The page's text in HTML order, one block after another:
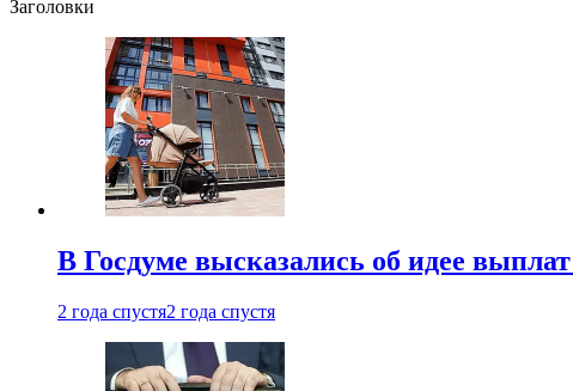
Заголовки
В Госдуме высказались об идее
2 года спустя2 года спустя